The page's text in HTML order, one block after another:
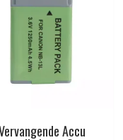
Accu